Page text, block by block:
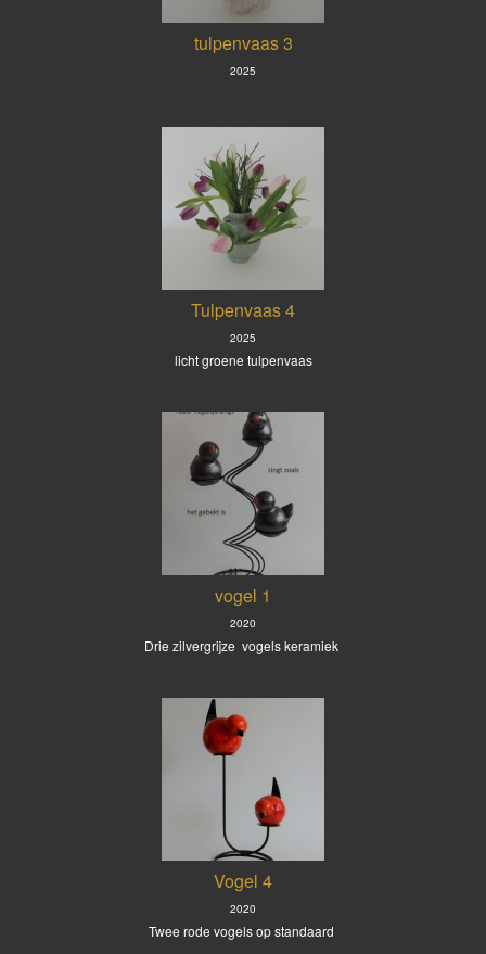
tulpenvaas 3
2025
Tulpenvaas 4
2025
licht groene tulpenvaas
vogel 1
2020
Drie zilvergrijze vogels keramiek
Vogel 4
2020
Twee rode vogels op standaard